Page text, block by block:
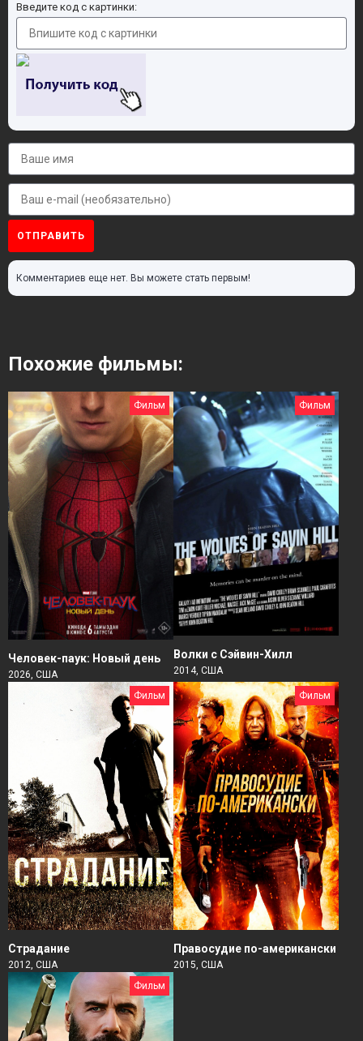
Введите код с картинки:
ОТПРАВИТЬ
Комментариев еще нет. Вы можете стать первым!
Похожие фильмы:
Фильм
Человек-паук: Новый день
2026, США
Фильм
Волки с Сэйвин-Хилл
2014, США
Фильм
Страдание
2012, США
Фильм
Правосудие по-американски
2015, США
Фильм